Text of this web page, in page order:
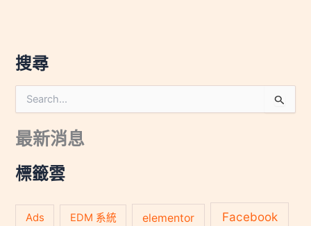
搜尋
尋
鍵
:
最新消息
標籤雲
Ads EDM 系統 elementor Facebook